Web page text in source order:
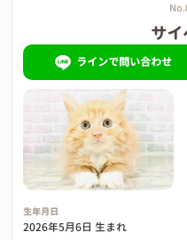
サ
ラインで問い合わせ
生年月日
2026年5月6日 生まれ